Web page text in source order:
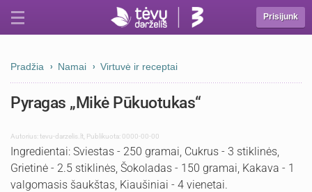
Prisijunk
Pradžia Namai Virtuvė ir receptai
Pyragas „Mikė Pūkuotukas“
Autorius:tevu-darzelis.lt Publikuota: 0000-00-00
Ingredientai: Sviestas - 250 gramai, Cukrus - 3 stiklinės,
Grietinė - 2.5 stiklinės, Šokoladas - 150 gramai, Kakava - 1
valgomasis šaukštas, Kiaušiniai - 4 vienetai.